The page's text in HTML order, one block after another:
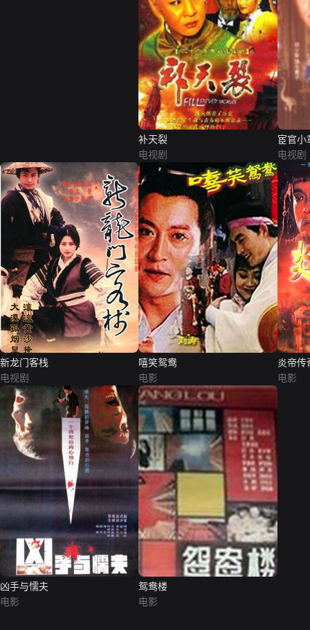
补天裂
电视剧
宦官小
电视剧
新龙门客栈
电视剧
嘻笑鸳鸯
电影
炎帝传
电影
凶手与懦夫
电影
鸳鸯楼
电影